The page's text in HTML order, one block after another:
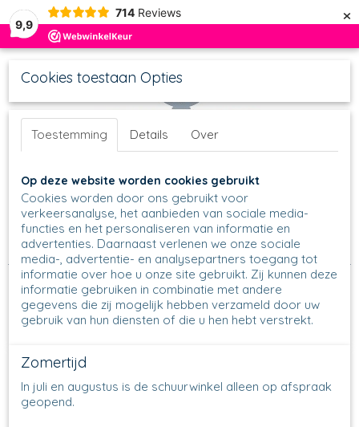
9,9
714 Reviews ×
Geen producten
Home>Thee & Koffie>Teadips>Teadips overige vormen
766 - Teadip Theepotje - Unikat - U29
Cookies toestaan Opties
Toestemming Details Over
Op deze website worden cookies gebruikt
Cookies worden door ons gebruikt voor
verkeersanalyse, het aanbieden van sociale media-
functies en het personaliseren van informatie en
advertenties. Daarnaast verlenen we onze sociale
media-, advertentie- en analysepartners toegang tot
informatie over hoe u onze site gebruikt. Zij kunnen deze
informatie gebruiken in combinatie met andere
gegevens die zij mogelijk hebben verzameld door uw
gebruik van hun diensten of die u hen hebt verstrekt.
Zomertijd
In juli en augustus is de schuurwinkel alleen op afspraak
geopend.